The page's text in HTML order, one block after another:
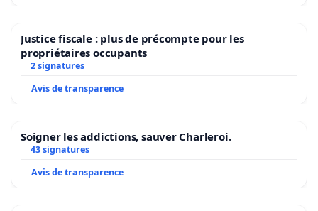
Justice fiscale : plus de précompte pour les
propriétaires occupants
2 signatures
Avis de transparence
Soigner les addictions, sauver Charleroi.
43 signatures
Avis de transparence